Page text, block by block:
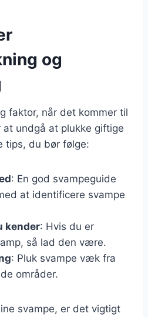
og
faktor, når det kommer til
at undgå at plukke giftige
tips, du bør følge:
: En god svampeguide
at identificere svampe
kender: Hvis du er
så lad den være.
: Pluk svampe væk fra
områder.
svampe, er det vigtigt